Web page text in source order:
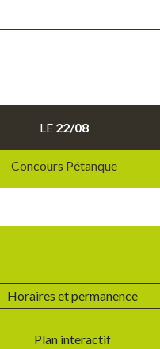
LE 22/08
Concours Pétanque
Horaires et permanence
Plan interactif